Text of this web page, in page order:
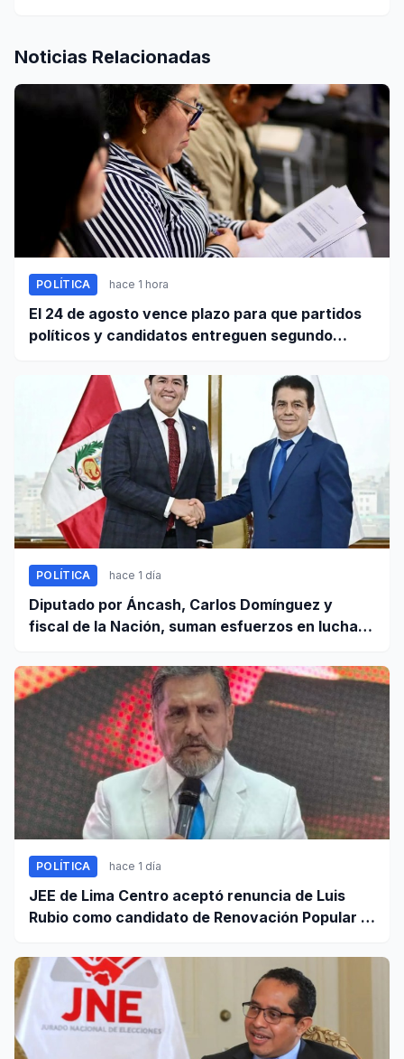
Noticias Relacionadas
POLÍTICA hace 1 hora
El 24 de agosto vence plazo para que partidos
políticos y candidatos entreguen segundo
POLÍTICA hace 1 día
Diputado por Áncash, Carlos Domínguez y
fiscal de la Nación, suman esfuerzos en lucha
POLÍTICA hace 1 día
JEE de Lima Centro aceptó renuncia de Luis
Rubio como candidato de Renovación Popular a